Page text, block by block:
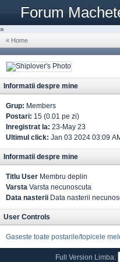
Forum
»
« Home
Informatii despre mine
Grup: Members
Postari: 15 (0.01 pe zi)
Inregistrat la: 23-May 23
Ultimul click: Jan 03 2024 03:09
Informatii despre mine
Titlu User Membru deplin
Varsta Varsta necunoscuta
Data nasterii Data nasterii
User Controls
Gaseste toate postarile/topicele
Full Version Limba: